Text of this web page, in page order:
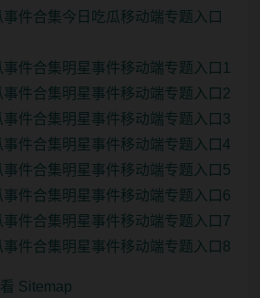
件合集今日吃瓜移动端专题入口
件合集明星事件移动端专题入口1
件合集明星事件移动端专题入口2
件合集明星事件移动端专题入口3
件合集明星事件移动端专题入口4
件合集明星事件移动端专题入口5
件合集明星事件移动端专题入口6
件合集明星事件移动端专题入口7
件合集明星事件移动端专题入口8
Sitemap